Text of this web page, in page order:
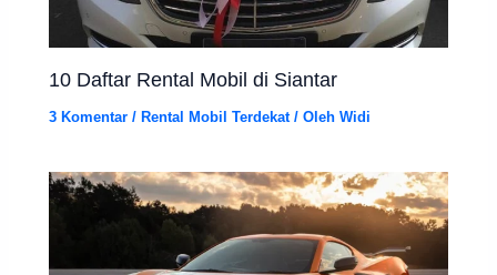
10 Daftar Rental Mobil di Siantar
3 Komentar / Rental Mobil Terdekat/ OlehWidi